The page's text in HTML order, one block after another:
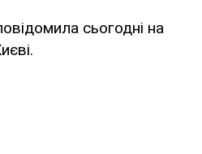
сьогодні на